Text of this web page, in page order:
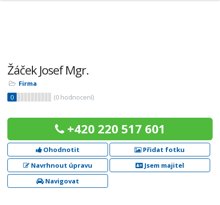
Žáček Josef Mgr.
Firma
0
(0 hodnocení)
+420 220 517 601
Ohodnotit
Přidat fotku
Navrhnout úpravu
Jsem majitel
Navigovat